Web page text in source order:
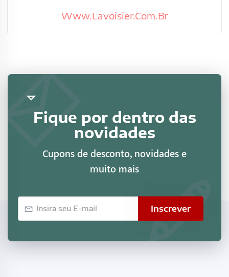
Www.Lavoisier.Com.Br
Fique por dentro das
novidades
Cupons de desconto, novidades e
muito mais
Inscrever